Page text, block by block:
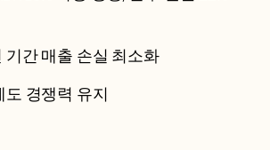
기간 매출 손실 최소화
경쟁력 유지